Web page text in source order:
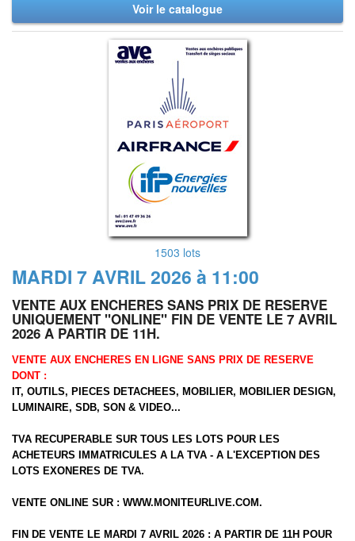
Voir le catalogue
1503 lots
MARDI 7 AVRIL 2026 à 11:00
VENTE AUX ENCHERES SANS PRIX DE RESERVE
UNIQUEMENT "ONLINE" FIN DE VENTE LE 7 AVRIL
2026 A PARTIR DE 11H.
VENTE AUX ENCHERES EN LIGNE SANS PRIX DE RESERVE
DONT :
IT, OUTILS, PIECES DETACHEES, MOBILIER, MOBILIER DESIGN,
LUMINAIRE, SDB, SON & VIDEO...
TVA RECUPERABLE SUR TOUS LES LOTS POUR LES
ACHETEURS IMMATRICULES A LA TVA - A L'EXCEPTION DES
LOTS EXONERES DE TVA.
VENTE ONLINE SUR : WWW.MONITEURLIVE.COM.
FIN DE VENTE LE MARDI 7 AVRIL 2026 : A PARTIR DE 11H POUR